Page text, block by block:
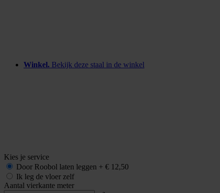
Winkel. Bekijk deze staal in de winkel
Kies je service
Door Roobol laten leggen + € 12,50
Ik leg de vloer zelf
Aantal vierkante meter